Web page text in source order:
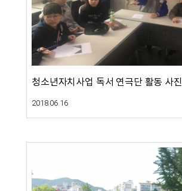
청소년자치사업 독서 연극단 활동 사진
2018.06.16